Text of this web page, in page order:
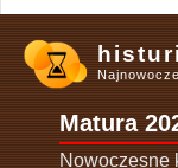
Matura
Nowoczesne